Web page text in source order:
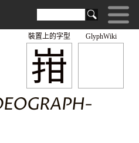
GlyphWiki
㟛
裝置上的字型